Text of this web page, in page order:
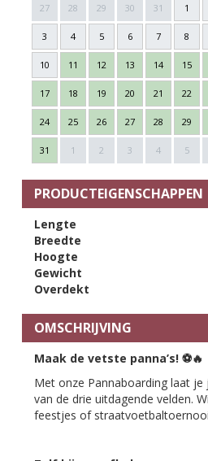
27 28 29 30 31 1
3 4 5 6 7 8
10 11 12 13 14 15
17 18 19 20 21 22
24 25 26 27 28 29
31 1 2 3 4 5
PRODUCTEIGENSCHAPPEN
Lengte
Breedte
Hoogte
Gewicht
Overdekt
OMSCHRIJVING
Maak de vetste panna’s! ⚽🔥
Met onze Pannaboarding laat
van de drie uitdagende velden.
feestjes of